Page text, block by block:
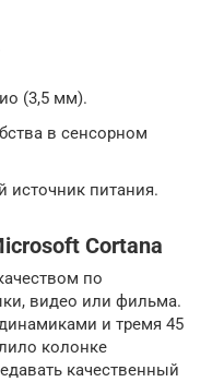
(3,5 мм).
в сенсорном
источник питания.
Cortana
по
видео или фильма.
и тремя 45
колонке
качественный